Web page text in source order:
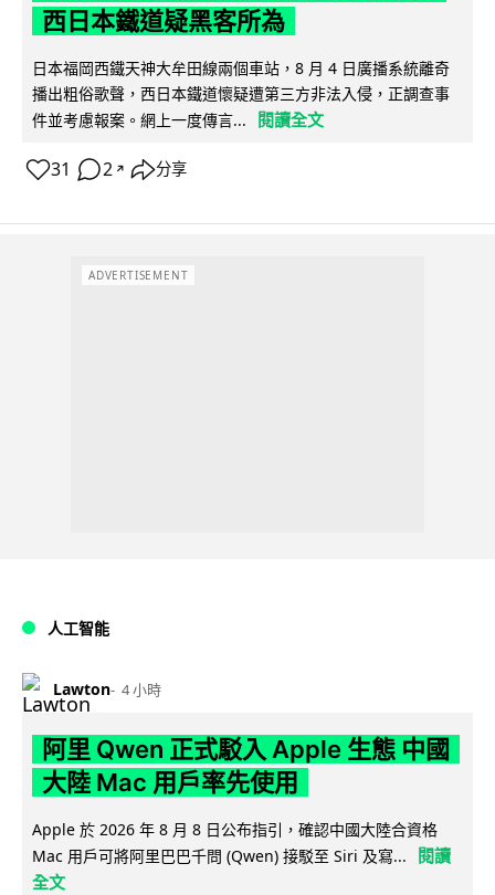
西日本鐵道疑黑客所為
日本福岡西鐵天神大牟田線兩個車站，8 月 4 日廣播系統離奇
播出粗俗歌聲，西日本鐵道懷疑遭第三方非法入侵，正調查事
件並考慮報案。網上一度傳言...
閱讀全文
31 2 ↗ 分享
ADVERTISEMENT
人工智能
Lawton 4 小時
阿里 Qwen 正式駁入 Apple 生態 中國
大陸 Mac 用戶率先使用
Apple 於 2026 年 8 月 8 日公布指引，確認中國大陸合資格
Mac 用戶可將阿里巴巴千問 (Qwen) 接駁至 Siri 及寫...
閱讀
全文